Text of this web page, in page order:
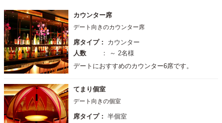
カウンター席
デート向きのカウンター席
席タイプ：
カウンター
人数
： ～ 2名様
デートにおすすめのカウンター6席です。
てまり個室
デート向きの個室
席タイプ： 半個室